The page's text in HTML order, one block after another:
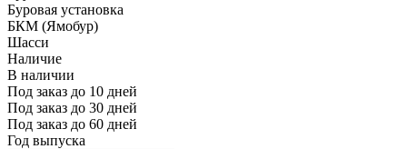
Буровая установка
БКМ (Ямобур)
Шасси
Наличие
В наличии
Под заказ до 10 дней
Под заказ до 30 дней
Под заказ до 60 дней
Год выпуска